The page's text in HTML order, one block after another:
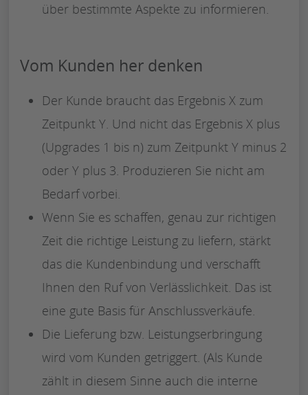
über bestimmte Aspekte zu informieren.
Vom Kunden her denken
Der Kunde braucht das Ergebnis X zum
Zeitpunkt Y. Und nicht das Ergebnis X plus
(Upgrades 1 bis n) zum Zeitpunkt Y minus 2
oder Y plus 3. Produzieren Sie nicht am
Bedarf vorbei.
Wenn Sie es schaffen, genau zur richtigen
Zeit die richtige Leistung zu liefern, stärkt
das die Kundenbindung und verschafft
Ihnen den Ruf von Verlässlichkeit. Das ist
eine gute Basis für Anschlussverkäufe.
Die Lieferung bzw. Leistungserbringung
wird vom Kunden getriggert. (Als Kunde
zählt in diesem Sinne auch die interne